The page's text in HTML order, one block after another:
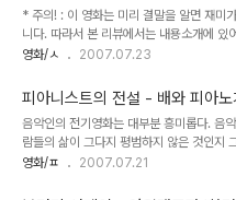
라는 설명도 덧붙였다. 근데 놀라운 일이 벌
안달리는데 그 포스팅에 덧글이 폭주하기
* 주의! : 이 영화는 미리 결말을 알면 재미
니다. 따라서 본 리뷰에서는 내용소개에 있
한도내에서 짧게 소개하고 있으나, 혹시라
이 앰 샘]을 거쳐 [테이큰]과 [맨 온 파이어]
단단히 굳힌 다코타 패닝. 숱한 상업영화와
며 수없이 이미지 변신을 한 연기의 달인
만난 것만으로도 화제를 불러일으킨
시원찮은 극장가 비수기의 1월에 개봉하여
영화/ㅅ 2007.07.23
피아니스트의 전설 - 배와 피아
한 남자의 이야기
음악인의 전기영화는 대부분 흥미롭다. 음
람들의 삶이 그다지 평범하지 않은 것인지
속에서 표현된 음악가, 연주가들의 모습은
영화/ㅍ 2007.07.21